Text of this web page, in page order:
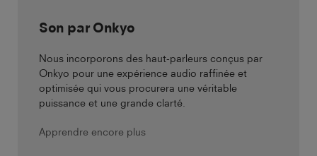
Son par Onkyo
Nous incorporons des haut-parleurs conçus par
Onkyo pour une expérience audio raffinée et
optimisée qui vous procurera une véritable
puissance et une grande clarté.
Apprendre encore plus